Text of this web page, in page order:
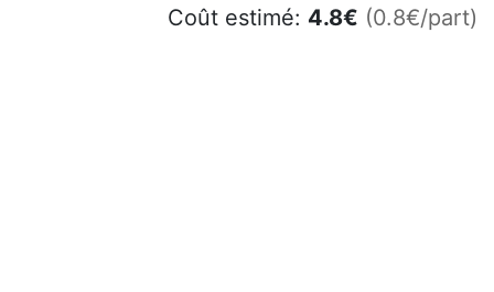
Coût estimé: 4.8€ (0.8€/part)